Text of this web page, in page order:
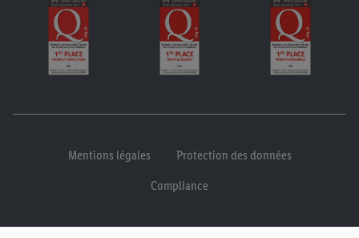
Mentions légales
Protection des données
Compliance